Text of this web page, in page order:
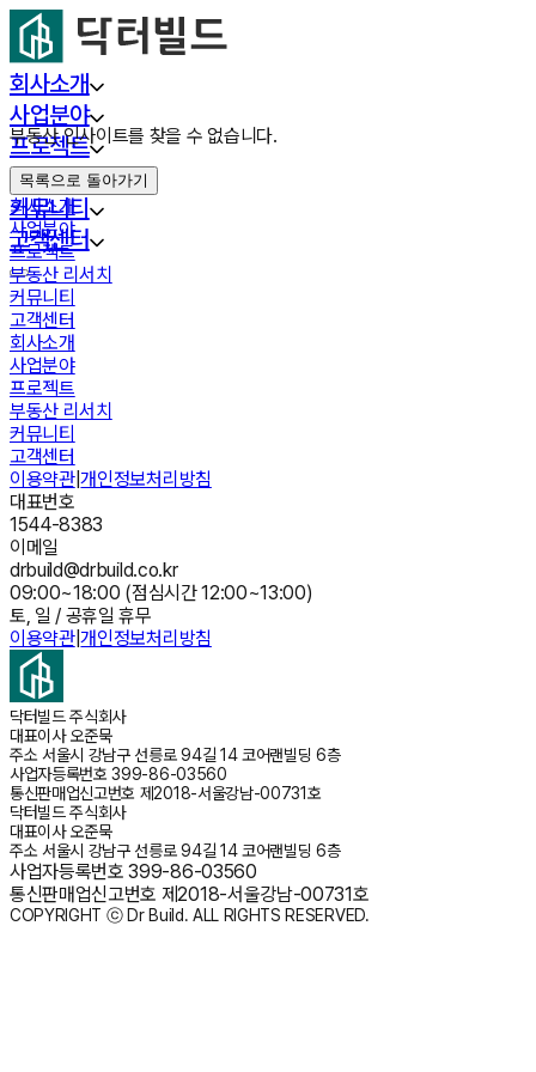
회사소개
사업분야
프로젝트
부동산 리서치
커뮤니티
고객센터
부동산 인사이트를 찾을 수 없습니다.
목록으로 돌아가기
회사소개
사업분야
프로젝트
부동산 리서치
커뮤니티
고객센터
회사소개
사업분야
프로젝트
부동산 리서치
커뮤니티
고객센터
이용약관|개인정보처리방침
대표번호
1544-8383
이메일
drbuild@drbuild.co.kr
09:00~18:00 (점심시간 12:00~13:00)
토, 일 / 공휴일 휴무
이용약관|개인정보처리방침
닥터빌드 주식회사
대표이사오준묵
주소 서울시 강남구 선릉로 94길 14 코어랜빌딩 6층
사업자등록번호 399-86-03560
통신판매업신고번호 제2018-서울강남-00731호
닥터빌드 주식회사
대표이사오준묵
주소 서울시 강남구 선릉로 94길 14 코어랜빌딩 6층
사업자등록번호 399-86-03560
통신판매업신고번호 제2018-서울강남-00731호
COPYRIGHT ⓒ Dr Build. ALL RIGHTS RESERVED.